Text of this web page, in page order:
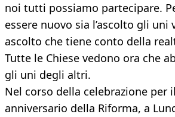
noi tutti possiamo partecipare.
essere nuovo sia l’ascolto gli uni
ascolto che tiene conto della
Tutte le Chiese vedono ora che
gli uni degli altri.
Nel corso della celebrazione per
anniversario della Riforma, a